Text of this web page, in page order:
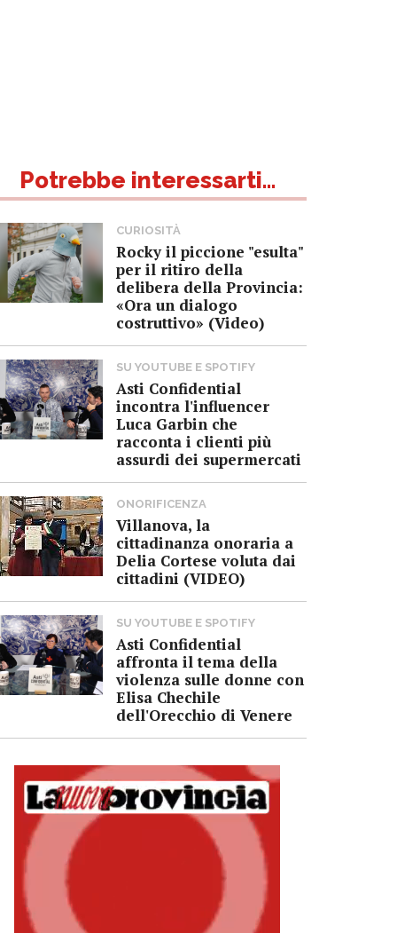
Potrebbe interessarti...
CURIOSITÀ
Rocky il piccione "esulta"
per il ritiro della
delibera della Provincia:
«Ora un dialogo
costruttivo» (Video)
SU YOUTUBE E SPOTIFY
Asti Confidential
incontra l'influencer
Luca Garbin che
racconta i clienti più
assurdi dei supermercati
ONORIFICENZA
Villanova, la
cittadinanza onoraria a
Delia Cortese voluta dai
cittadini (VIDEO)
SU YOUTUBE E SPOTIFY
Asti Confidential
affronta il tema della
violenza sulle donne con
Elisa Chechile
dell'Orecchio di Venere